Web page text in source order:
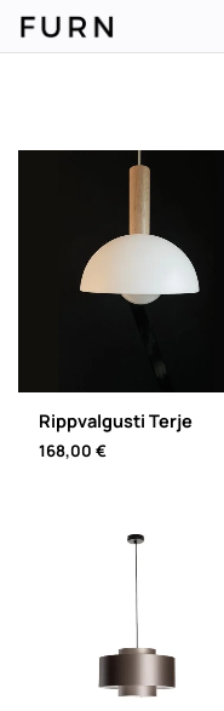
Rippvalgusti Terje
168,00€